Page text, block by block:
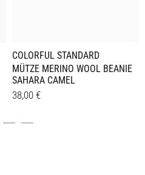
COLORFUL STANDARD
MÜTZE MERINO WOOL BEANIE
SAHARA CAMEL
38,00 €